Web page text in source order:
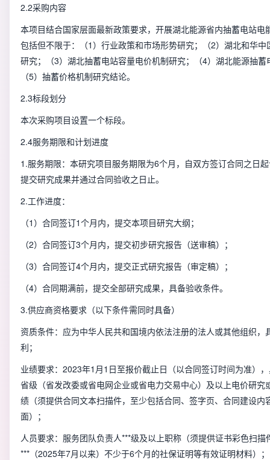
2.2采购内容
本项目结合国家层面最新政策要求，开展湖北能源省内抽蓄电站电
包括但不限于：（1）行业政策和市场形势研究；（2）湖北和华
研究；（3）湖北抽蓄电站容量电价机制研究；（4）湖北能源抽
（5）抽蓄价格机制研究结论。
2.3标段划分
本次采购项目设置一个标段。
2.4服务期限和计划进度
1.服务期限：本研究项目服务期限为6个月，自双方签订合同之日
提交研究成果并通过合同验收之日止。
2.工作进度：
（1）合同签订1个月内，提交本项目研究大纲；
（2）合同签订3个月内，提交初步研究报告（送审稿）；
（3）合同签订4个月内，提交正式研究报告（审定稿）；
（4）合同期满前，提交全部研究成果，具备验收条件。
3.供应商资格要求（以下条件需同时具备）
资质条件：应为中华人民共和国境内依法注册的法人或其他组织，
利；
业绩要求：2023年1月1日至报价截止日（以合同签订时间为准）
省级（省发改委或省电网企业或省电力交易中心）及以上电价研究
绩（须提供合同文本扫描件，至少包括合同、签字页、合同建设内
面）；
人员要求：服务团队负责人***级及以上职称（须提供证书彩色扫
***（2025年7月以来）不少于6个月的社保证明等有效证明材料）；